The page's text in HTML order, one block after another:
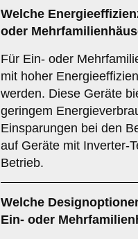
Welche
oder
Für Ein- oder
mit hoher
werden. Diese Geräte
geringem
Einsparungen bei den
auf Geräte mit Inverter-
Betrieb.
Welche
Ein- oder